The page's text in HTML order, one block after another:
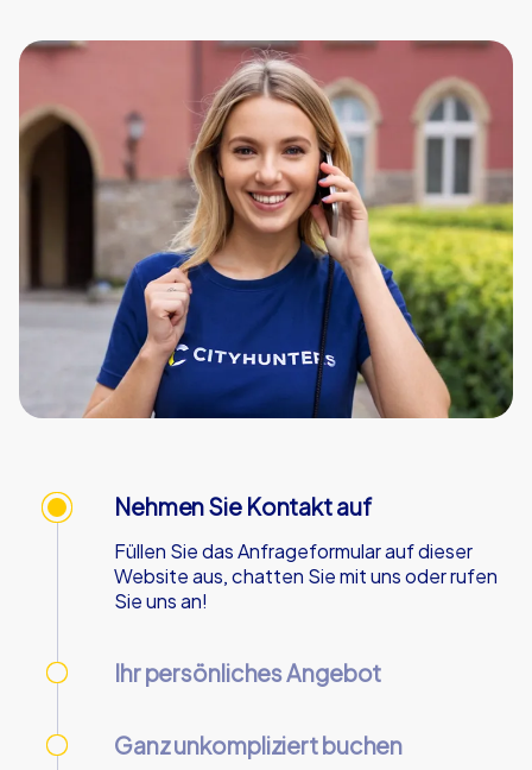
Nehmen Sie Kontakt auf
Füllen Sie das Anfrageformular auf dieser
Website aus, chatten Sie mit uns oder rufen
Sie uns an!
Ihr persönliches Angebot
Ganz unkompliziert buchen